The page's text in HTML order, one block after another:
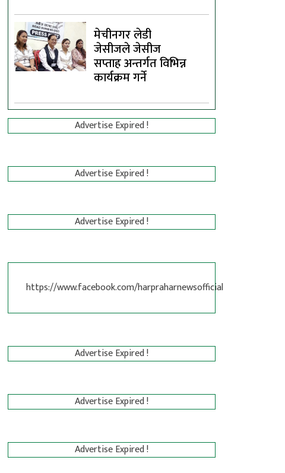
मेचीनगर लेडी
जेसीजले जेसीज
सप्ताह अन्तर्गत विभिन्न
कार्यक्रम गर्ने
Advertise Expired !
Advertise Expired !
Advertise Expired !
https://www.facebook.com/harpraharnewsofficial
Advertise Expired !
Advertise Expired !
Advertise Expired !